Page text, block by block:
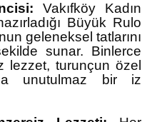
Vakıfköy Kadın
Büyük Rulo
geleneksel tatlarını
sunar. Binlerce
lezzet, turunçun özel
unutulmaz bir iz